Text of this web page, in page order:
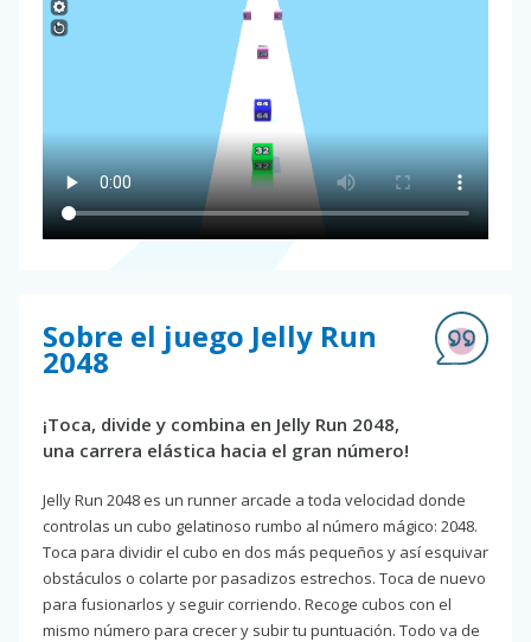
Sobre el juego Jelly Run
2048
¡Toca, divide y combina en Jelly Run 2048,
una carrera elástica hacia el gran número!
Jelly Run 2048 es un runner arcade a toda velocidad donde
controlas un cubo gelatinoso rumbo al número mágico: 2048.
Toca para dividir el cubo en dos más pequeños y así esquivar
obstáculos o colarte por pasadizos estrechos. Toca de nuevo
para fusionarlos y seguir corriendo. Recoge cubos con el
mismo número para crecer y subir tu puntuación. Todo va de